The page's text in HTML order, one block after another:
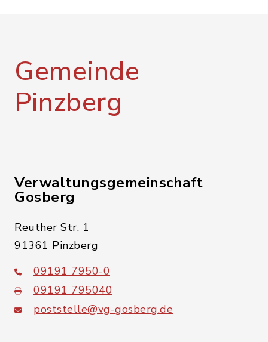
Gemeinde
Pinzberg
Verwaltungsgemeinschaft
Gosberg
Reuther Str. 1
91361 Pinzberg
09191 7950-0
09191 795040
poststelle@vg-gosberg.de